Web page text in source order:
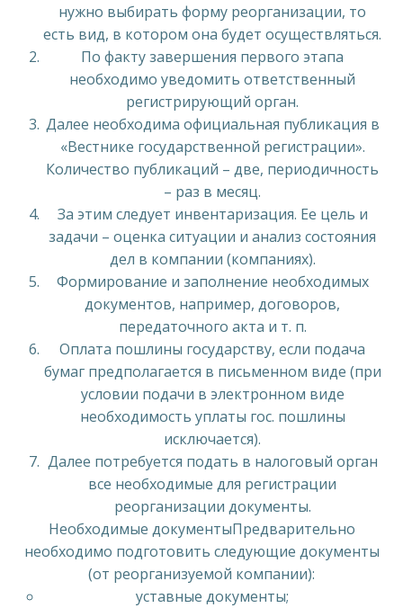
нужно выбирать форму реорганизации, то
есть вид, в котором она будет осуществляться.
По факту завершения первого этапа
необходимо уведомить ответственный
регистрирующий орган.
Далее необходима официальная публикация в
«Вестнике государственной регистрации».
Количество публикаций – две, периодичность
– раз в месяц.
За этим следует инвентаризация. Ее цель и
задачи – оценка ситуации и анализ состояния
дел в компании (компаниях).
Формирование и заполнение необходимых
документов, например, договоров,
передаточного акта и т. п.
Оплата пошлины государству, если подача
бумаг предполагается в письменном виде (при
условии подачи в электронном виде
необходимость уплаты гос. пошлины
исключается).
Далее потребуется подать в налоговый орган
все необходимые для регистрации
реорганизации документы.
Необходимые документыПредварительно
необходимо подготовить следующие документы
(от реорганизуемой компании):
уставные документы;